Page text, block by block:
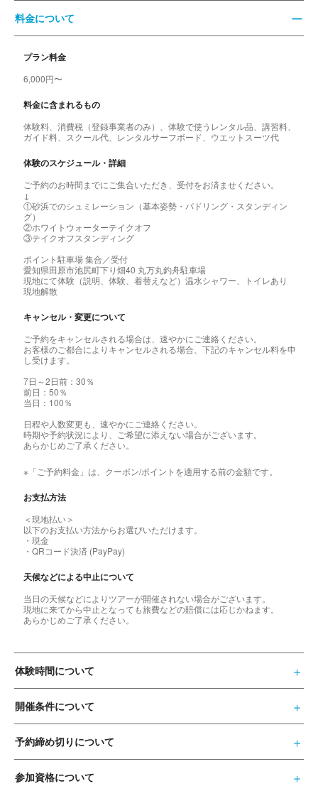
料金について
プラン料金
6,000円〜
料金に含まれるもの
体験料、消費税（登録事業者のみ）、体験で使うレンタル品、講習料、
ガイド料、スクール代、レンタルサーフボード、ウエットスーツ代
体験のスケジュール・詳細
ご予約のお時間までにご集合いただき、受付をお済ませください。
↓
①砂浜でのシュミレーション（基本姿勢・パドリング・スタンディン
グ）
②ホワイトウォーターテイクオフ
③テイクオフスタンディング
ポイント駐車場 集合／受付
愛知県田原市池尻町下り畑40 丸万丸釣舟駐車場
現地にて体験（説明、体験、着替えなど）温水シャワー、トイレあり
現地解散
キャンセル・変更について
ご予約をキャンセルされる場合は、速やかにご連絡ください。
お客様のご都合によりキャンセルされる場合、下記のキャンセル料を申
し受けます。
7日～2日前：30％
前日：50％
当日：100％
日程や人数変更も、速やかにご連絡ください。
時期や予約状況により、ご希望に添えない場合がございます。
あらかじめご了承ください。
※「ご予約料金」は、クーポン/ポイントを適用する前の金額です。
お支払方法
＜現地払い＞
以下のお支払い方法からお選びいただけます。
・現金
・QRコード決済 (PayPay)
天候などによる中止について
当日の天候などによりツアーが開催されない場合がございます。
現地に来てから中止となっても旅費などの賠償には応じかねます。
あらかじめご了承ください。
体験時間について
開催条件について
予約締め切りについて
参加資格について